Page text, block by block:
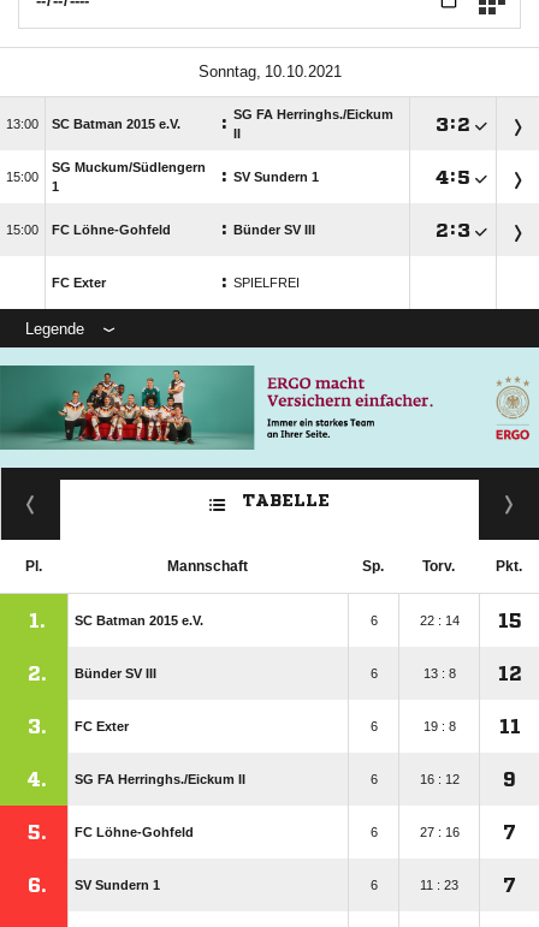
 
 SC Batman 2015 e.V. : SG FA Herringhs./​Eickum
II
:

SG Muckum/​Südlengern
1
: SV Sundern 1 :
 FC Löhne-Gohfeld : Bünder SV III :
FC Exter : SPIELFREI
Legende
TABELLE
Pl. Mannschaft Sp. Torv. Pkt.
1. SC Batman 2015 e.V. 6 22 : 14 15
2. Bünder SV III 6 13 : 8 12
3. FC Exter 6 19 : 8 11
4. SG FA Herringhs./​Eickum II 6 16 : 12 9
5. FC Löhne-Gohfeld 6 27 : 16 7
6. SV Sundern 1 6 11 : 23 7